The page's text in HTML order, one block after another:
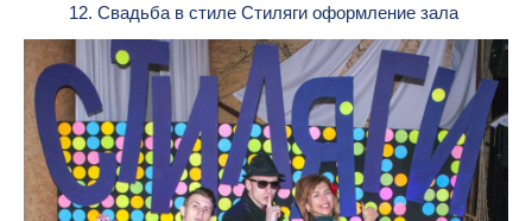
12. Свадьба в стиле Стиляги оформление зала